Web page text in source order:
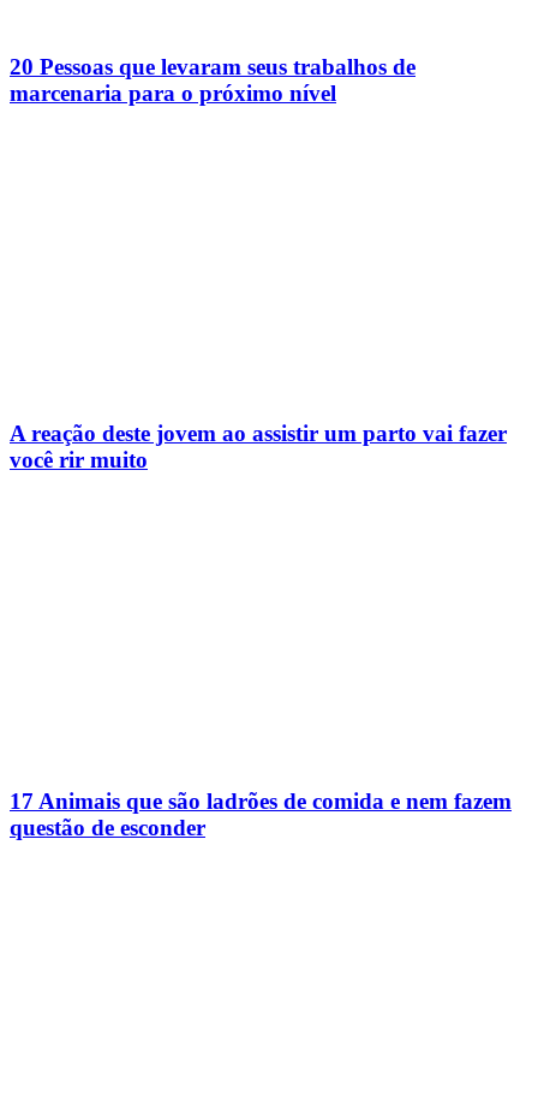
20 Pessoas que levaram seus trabalhos de
marcenaria para o próximo nível
A reação deste jovem ao assistir um parto vai fazer
você rir muito
17 Animais que são ladrões de comida e nem fazem
questão de esconder